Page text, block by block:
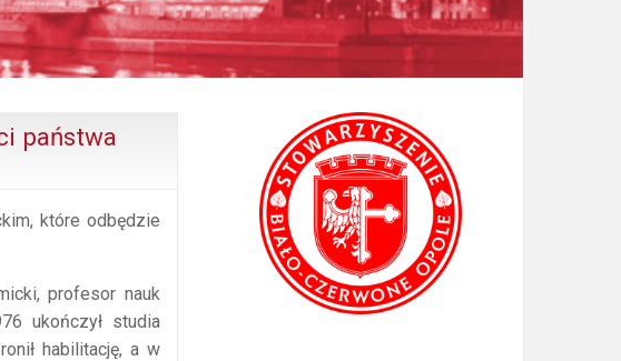
państwa
które odbędzie
profesor nauk
ukończył studia
habilitację, a w